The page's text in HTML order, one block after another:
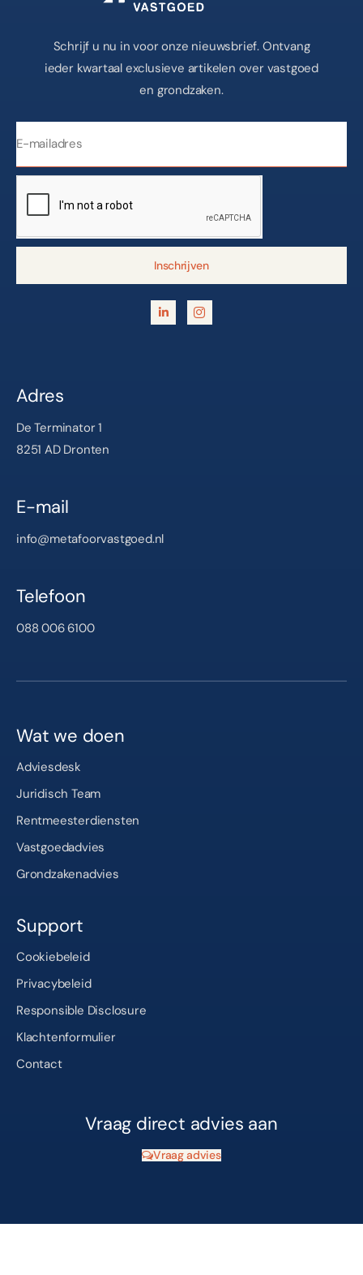
Schrijf u nu in voor onze nieuwsbrief. Ontvang
ieder kwartaal exclusieve artikelen over vastgoed
en grondzaken.
Inschrijven
Adres
De Terminator 1
8251 AD Dronten
E-mail
info@metafoorvastgoed.nl
Telefoon
088 006 6100
Wat we doen
Adviesdesk
Juridisch Team
Rentmeesterdiensten
Vastgoedadvies
Grondzakenadvies
Support
Cookiebeleid
Privacybeleid
Responsible Disclosure
Klachtenformulier
Contact
Vraag direct advies aan
Vraag advies